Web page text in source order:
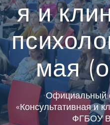
я и
мая
Официальный
«Консультативная и
ФГБОУ